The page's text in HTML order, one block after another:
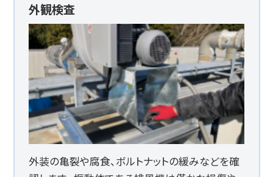
外観検査
外装の亀裂や腐食、ボルトナットの緩みなどを確